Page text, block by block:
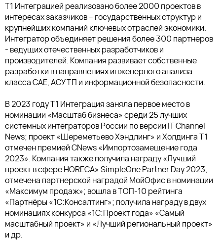
Т1 Интеграцией реализовано более 2000 проектов в
интересах заказчиков – государственных структур и
крупнейших компаний ключевых отраслей экономики.
Интегратор объединяет решения более 300 партнеров
- ведущих отечественных разработчиков и
производителей. Компания развивает собственные
разработки в направлениях инженерного анализа
класса CAE, АСУ ТП и информационной безопасности.
В 2023 году Т1 Интеграция заняла первое место в
номинации «Масштаб бизнеса» среди 25 лучших
системных интеграторов России по версии IT Channel
News; проект «Шереметьево Хэндлинг» и Холдинга Т1
отмечен премией CNews «Импортозамещение года
2023». Компания также получила награду «Лучший
проект в сфере HORECA» SimpleOne Partner Day 2023;
отмечена партнерской наградой МойОфис в номинации
«Максимум продаж»; вошла в ТОП-10 рейтинга
«Партнёры «1С:Консалтинг»; получила награду в двух
номинациях конкурса «1С:Проект года» «Самый
масштабный проект» и «Лучший региональный проект»
и др.